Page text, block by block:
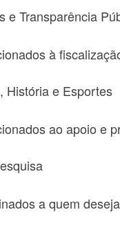
e Transparência
à
História e Esportes
ao apoio e
a quem